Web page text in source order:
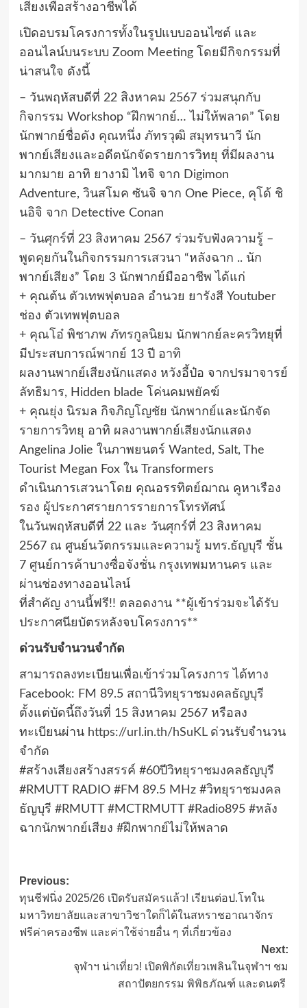
เสียงเพื่อสร้างอาชีพได้
เปิดอบรมโครงการทั้งในรูปแบบออนไซต์ และ
ออนไลน์บนระบบ Zoom Meeting โดยมีกิจกรรมที่
น่าสนใจ ดังนี้
– วันพฤหัสบดีที่ 22 สิงหาคม 2567 ร่วมสนุกกับ
กิจกรรม Workshop “ฝึกพากย์… ไม่ให้พลาด” โดย
นักพากย์ชื่อดัง คุณหนึ่ง ภัทรวุฒิ สมุทรนาวี นัก
พากย์เสียงและอดีตนักจัดรายการวิทยุ ที่มีผลงาน
มากมาย อาทิ ยางามิ ไทจิ จาก Digimon
Adventure, วินสโมค ซันจิ จาก One Piece, คุโด้ ชิ
นอิจิ จาก Detective Conan
– วันศุกร์ที่ 23 สิงหาคม 2567 ร่วมรับฟังความรู้ –
พูดคุยกันในกิจกรรมการเสวนา “หลังฉาก .. นัก
พากย์เสียง” โดย 3 นักพากย์มืออาชีพ ได้แก่
+ คุณต้น ตัวเทพฟุตบอล อำนวย ยารังสี Youtuber
ช่อง ตัวเทพฟุตบอล
+ คุณโอ๋ พิชาภพ ภัทรกูลนิยม นักพากย์ละครวิทยุที่
มีประสบการณ์พากย์ 13 ปี อาทิ
ผลงานพากย์เสียงนักแสดง หวังอี้ป๋อ จากปรมาจารย์
ลัทธิมาร, Hidden blade โค่นคมพยัคฆ์
+ คุณยุ่ง นิรมล กิจภิญโญชัย นักพากย์และนักจัด
รายการวิทยุ อาทิ ผลงานพากย์เสียงนักแสดง
Angelina Jolie ในภาพยนตร์ Wanted, Salt, The
Tourist Megan Fox ใน Transformers
ดำเนินการเสวนาโดย คุณอรรทิตย์ฌาณ คูหาเรือง
รอง ผู้ประกาศรายการรายการโทรทัศน์
ในวันพฤหัสบดีที่ 22 และ วันศุกร์ที่ 23 สิงหาคม
2567 ณ ศูนย์นวัตกรรมและความรู้ มทร.ธัญบุรี ชั้น
7 ศูนย์การค้าบางซื่อจังชั่น กรุงเทพมหานคร และ
ผ่านช่องทางออนไลน์
ที่สำคัญ งานนี้ฟรี!! ตลอดงาน **ผู้เข้าร่วมจะได้รับ
ประกาศนียบัตรหลังจบโครงการ**
ด่วนรับจำนวนจำกัด
สามารถลงทะเบียนเพื่อเข้าร่วมโครงการ ได้ทาง
Facebook: FM 89.5 สถานีวิทยุราชมงคลธัญบุรี
ตั้งแต่บัดนี้ถึงวันที่ 15 สิงหาคม 2567 หรือลง
ทะเบียนผ่าน https://url.in.th/hSuKLด่วนรับจำนวน
จำกัด
#สร้างเสียงสร้างสรรค์ #60ปีวิทยุราชมงคลธัญบุรี
#RMUTT RADIO #FM 89.5 MHz #วิทยุราชมงคล
ธัญบุรี #RMUTT #MCTRMUTT #Radio895 #หลัง
ฉากนักพากย์เสียง #ฝึกพากย์ไม่ให้พลาด
Post
navigation
Previous:
ทุนชีฟนิ่ง 2025/26 เปิดรับสมัครแล้ว! เรียนต่อป.โทใน
มหาวิทยาลัยและสาขาวิชาใดก็ได้ในสหราชอาณาจักร
ฟรีค่าครองชีพ และค่าใช้จ่ายอื่น ๆ ที่เกี่ยวข้อง
Next:
จุฬาฯ น่าเที่ยว! เปิดพิกัดเที่ยวเพลินในจุฬาฯ ชม
สถาปัตยกรรม พิพิธภัณฑ์ และดนตรี